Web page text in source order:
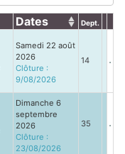
Dates Dept.
Samedi 22 août
2026
Clôture :
9/08/2026
14
Dimanche 6
septembre
2026
Clôture :
23/08/2026
35